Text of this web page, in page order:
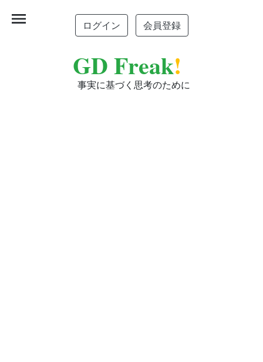
ログイン 会員登録
GD Freak!
事実に基づく思考のために
menu